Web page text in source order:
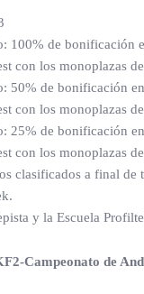
100% de bonificación
con los monoplazas
50% de bonificación
con los monoplazas
25% de bonificación
con los monoplazas
clasificados a final
y la Escuela
Campeonato de